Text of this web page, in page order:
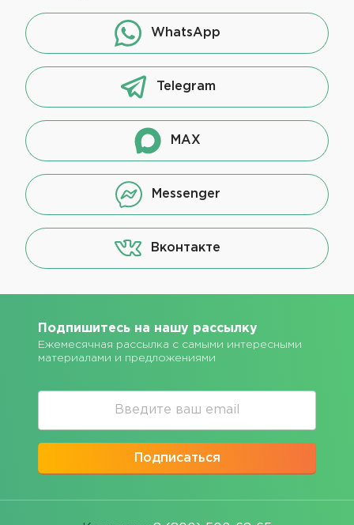
WhatsApp
Telegram
MAX
Messenger
Вконтакте
Подпишитесь на нашу рассылку
Ежемесячная рассылка с самыми интересными
материалами и предложениями
Подписаться